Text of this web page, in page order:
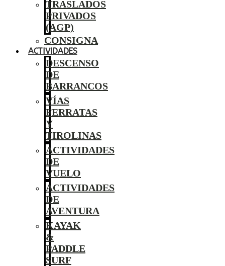
TRASLADOS
PRIVADOS
(AGP)
CONSIGNA
ACTIVIDADES
DESCENSO
DE
BARRANCOS
VÍAS
FERRATAS
Y
TIROLINAS
ACTIVIDADES
DE
VUELO
ACTIVIDADES
DE
AVENTURA
KAYAK
&
PADDLE
SURF